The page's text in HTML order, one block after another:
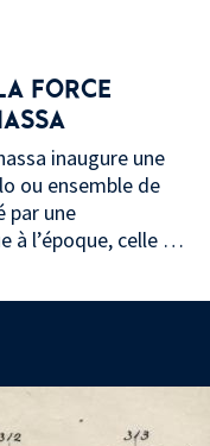
FORCE
inaugure une
ou ensemble de
par une
à l’époque, celle …